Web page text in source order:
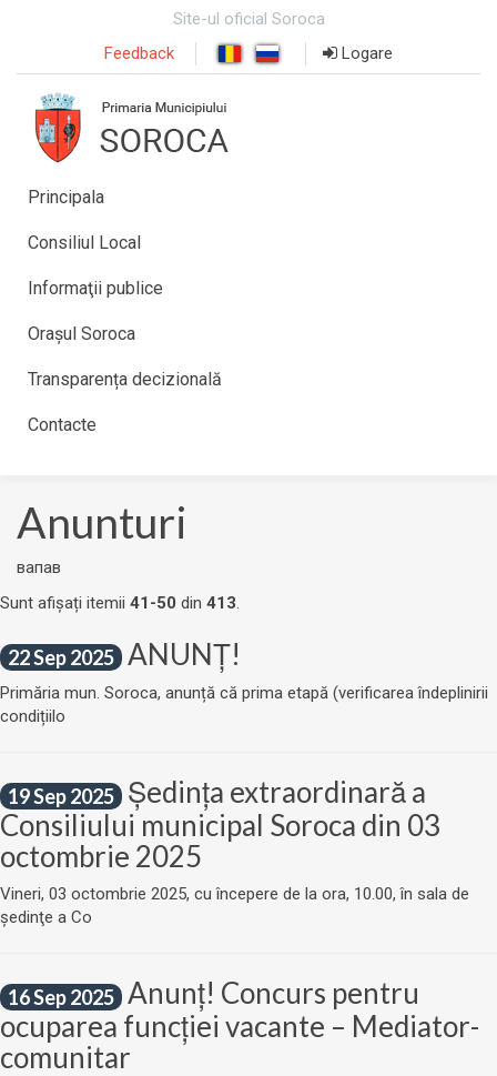
Site-ul oficial Soroca
Feedback
Logare
Principala
Consiliul Local
Informaţii publice
Orașul Soroca
Transparența decizională
Contacte
Anunturi
вапав
Sunt afișați itemii 41-50 din 413
22 Sep 2025 ANUNȚ!
Primăria mun. Soroca, anunță că prima etapă (verificarea îndeplinirii
condițiilo
19 Sep 2025 Ședinţa extraordinară a
Consiliului municipal Soroca din 03
octombrie 2025
Vineri, 03 octombrie 2025, cu începere de la ora, 10.00, în sala de
şedinţe a Co
16 Sep 2025 Anunț! Concurs pentru
ocuparea funcției vacante – Mediator-
comunitar